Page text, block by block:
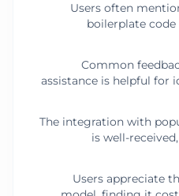
Users often
boilerplate
Common
assistance is helpful for
The integration with
is well-
Users appreciate